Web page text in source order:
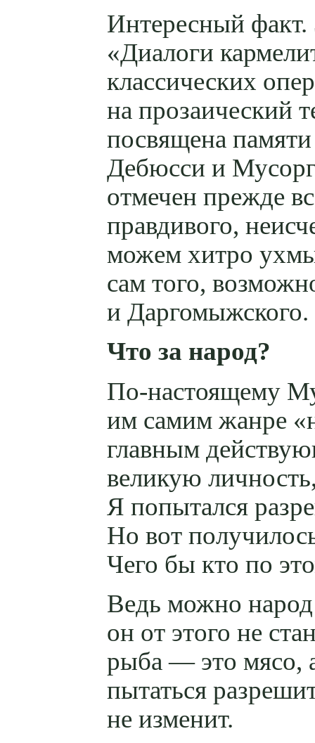
Интересный факт.
«Диалоги
классических
на прозаический
посвящена
Дебюсси и
отмечен прежде
правдивого,
можем хитро
сам того,
и Даргомыжского.
Что за народ?
По-настоящему
им самим жанре
главным
великую
Я попытался
Но вот
Чего бы кто по
Ведь можно народ
он от этого не
рыба — это мясо,
пытаться
не изменит.